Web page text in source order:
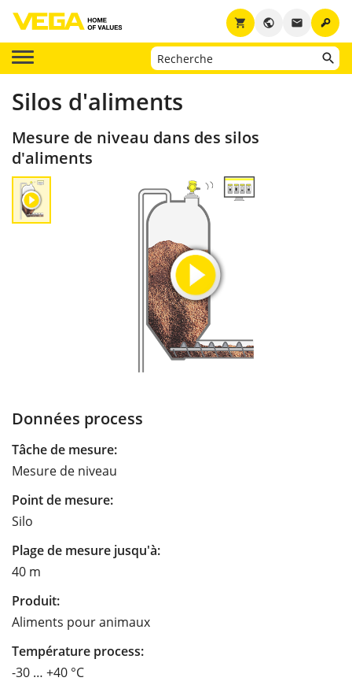
key
email
public
shopping_cart
Silos d'aliments
Mesure de niveau dans des silos
d'aliments
Données process
Tâche de mesure:
Mesure de niveau
Point de mesure:
Silo
Plage de mesure jusqu'à:
40 m
Produit:
Aliments pour animaux
Température process:
-30 … +40 °C